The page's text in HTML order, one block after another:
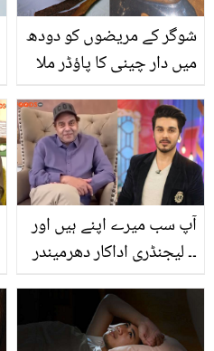
شوگر کے مریضوں کو دودھ
میں دار چینی کا پاؤڈر ملا
کر کیوں پینا چاہیے؟ جانیے
ذرا سے پاؤڈر کے 6 زبردست
فائدے
آپ سب میرے اپنے ہیں اور
۔۔ لیجنڈری اداکار دھرمیندر
نے احسن خان کی کن الفاظ
میں تعریف کردی؟ ویڈیو
پیغام دیکھیں